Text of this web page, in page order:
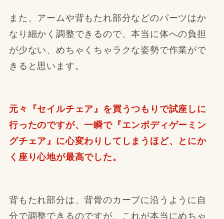
また、アームや背もたれ部分などのパーツはか
なり細かく調整できるので、本当に体への負担
が少ない、めちゃくちゃラクな姿勢で作業がで
きると思います。
元々『セイルチェア』を買うつもりで試座しに
行ったのですが、一瞬で『エンボディゲーミン
グチェア』に心変わりしてしまうほど、とにか
く座り心地が最高でした。
背もたれ部分は、背骨のカーブに沿うように自
分で調整できるのですが、これが本当にめちゃ